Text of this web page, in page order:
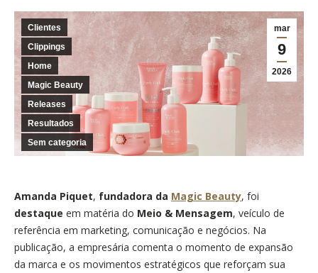
mar
9
2026
Clientes
Clippings
Home
Magic Beauty
Releases
Resultados
Sem categoria
Amanda Piquet, fundadora da Magic Beauty, foi
destaque em matéria do Meio & Mensagem, veículo de
referência em marketing, comunicação e negócios. Na
publicação, a empresária comenta o momento de expansão
da marca e os movimentos estratégicos que reforçam sua